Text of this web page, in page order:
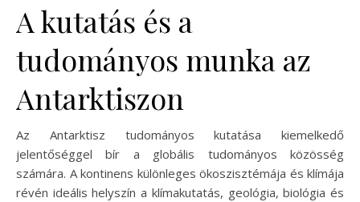
A kutatás és a
tudományos munka az
Antarktiszon
Az Antarktisz tudományos kutatása kiemelkedő
jelentőséggel bír a globális tudományos közösség
számára. A kontinens különleges ökoszisztémája és klímája
révén ideális helyszín a klímakutatás, geológia, biológia és